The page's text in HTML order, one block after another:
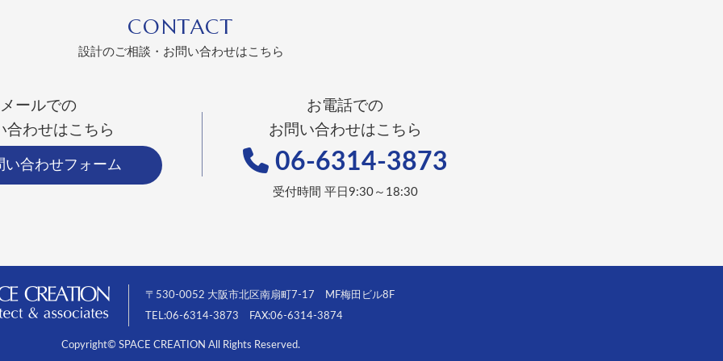
CONTACT
設計のご相談・お問い合わせはこちら
メールでの
合わせはこちら
合わせフォーム
お電話での
お問い合わせはこちら
06-6314-3873
受付時間 平日9:30～18:30
〒530-0052 大阪市北区南扇町7-17 MF梅田ビル8F
TEL:06-6314-3873 FAX:06-6314-3874
Copyright© SPACE CREATION All Rights Reserved.